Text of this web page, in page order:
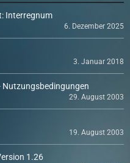
Interregnum
6. Dezember 2025
3. Januar 2018
Nutzungsbedingungen
29. August 2003
19. August 2003
1.26